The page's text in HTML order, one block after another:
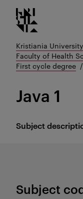
Go
to
content
Kristiania logo
Kristiania
Faculty of Health
First cycle degree
Subject
Java 1
Subject